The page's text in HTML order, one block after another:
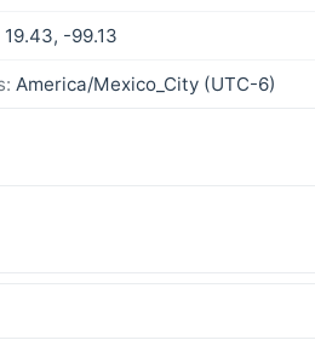
19.43, -99.13
America/Mexico_City (UTC-6)